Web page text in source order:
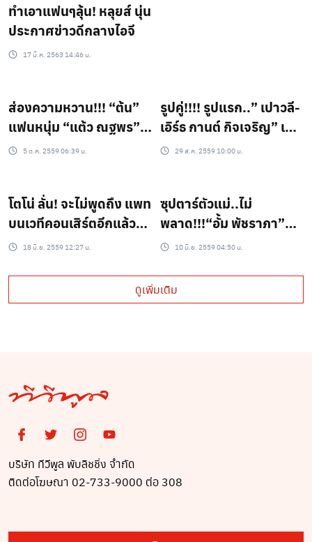
ทำเอาแฟนๆลุ้น! หลุยส์ นุ่น
ประกาศข่าวดีกลางไอจี
17 มี.ค. 2563 14:46 น.
ส่องความหวาน!!! “ต้น”
แฟนหนุ่ม “แต้ว ณฐพร” ที่
คบกันมาราธอนถึง10ปี
5 ต.ค. 2559 06:39 น.
รูปคู่!!!! รูปแรก..” เปาวลี-
เอิร์ธ กานต์ กิจเจริญ” เขิน
หนัก-เห็นจะต้องคาดไม่ถึง
29 ส.ค. 2559 10:00 น.
โตโน่ ลั่น! จะไม่พูดถึง แพท
บนเวทีคอนเสิร์ตอีกแล้ว
โอด! ไม่คิดจะเป็น ผัวเมีย
18 มิ.ย. 2559 12:27 น.
ซุปตาร์ตัวแม่..ไม่
พลาด!!!“อั้ม พัชราภา”
หลังรู้ข่าว “เมสซี่เจ” เปิด
สข้อความแบบนี้??
10 มิ.ย. 2559 04:50 น.
ดูเพิ่มเติม
บริษัท ทีวีพูล พับลิชชิ่ง จำกัด
ติดต่อโฆษณา 02-733-9000 ต่อ 308